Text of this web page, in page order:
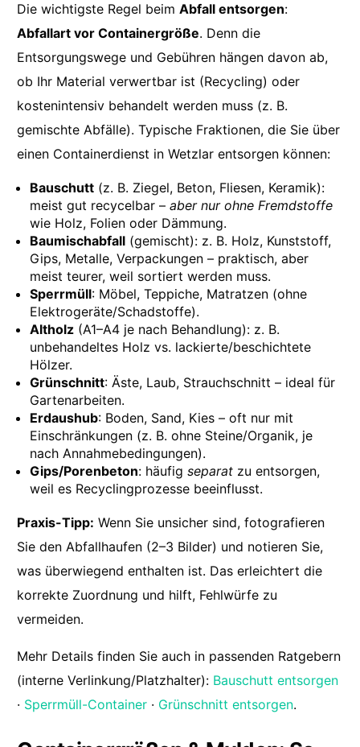
Die wichtigste Regel beimAbfall entsorgen:
Abfallart vor Containergröße. Denn die
Entsorgungswege und Gebühren hängen davon ab,
ob Ihr Material verwertbar ist (Recycling) oder
kostenintensiv behandelt werden muss (z. B.
gemischte Abfälle). Typische Fraktionen, die Sie über
einen Containerdienst in Wetzlar entsorgen können:
Bauschutt (z. B. Ziegel, Beton, Fliesen, Keramik):
meist gut recycelbar –aber nur ohne Fremdstoffe
wie Holz, Folien oder Dämmung.
Baumischabfall (gemischt): z. B. Holz, Kunststoff,
Gips, Metalle, Verpackungen – praktisch, aber
meist teurer, weil sortiert werden muss.
Sperrmüll: Möbel, Teppiche, Matratzen (ohne
Elektrogeräte/Schadstoffe).
Altholz (A1–A4 je nach Behandlung): z. B.
unbehandeltes Holz vs. lackierte/beschichtete
Hölzer.
Grünschnitt: Äste, Laub, Strauchschnitt – ideal für
Gartenarbeiten.
Erdaushub: Boden, Sand, Kies – oft nur mit
Einschränkungen (z. B. ohne Steine/Organik, je
nach Annahmebedingungen).
Gips/Porenbeton: häufigseparat zu entsorgen,
weil es Recyclingprozesse beeinflusst.
Praxis-Tipp: Wenn Sie unsicher sind, fotografieren
Sie den Abfallhaufen (2–3 Bilder) und notieren Sie,
was überwiegend enthalten ist. Das erleichtert die
korrekte Zuordnung und hilft, Fehlwürfe zu
vermeiden.
Mehr Details finden Sie auch in passenden Ratgebern
(interne Verlinkung/Platzhalter): Bauschutt entsorgen
· Sperrmüll-Container · Grünschnitt entsorgen.